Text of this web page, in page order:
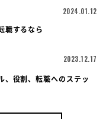
2024.01.12
職するなら
2023.12.17
、役割、転職へのステッ